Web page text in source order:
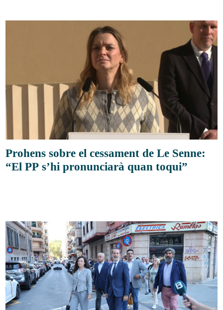
Prohens sobre el cessament de Le Senne:
“El PP s’hi pronunciarà quan toqui”